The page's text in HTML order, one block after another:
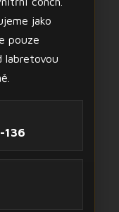
jako
pouze
labretovou
136